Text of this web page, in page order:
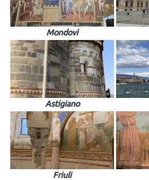
Mondovì
Astigiano
Friuli